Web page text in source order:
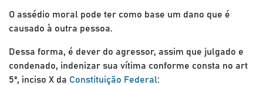
O assédio moral pode ter como base um dano que é
causado à outra pessoa.
Dessa forma, é dever do agressor, assim que julgado e
condenado, indenizar sua vítima conforme consta no art
5º, inciso X da Constituição Federal: